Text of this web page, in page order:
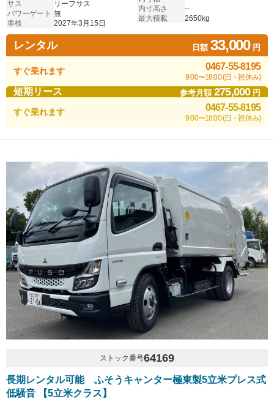
サス
リーフサス
パワーゲート 無
車検
2027年3月15日
内寸高さ
--
最大積載
2650kg
レンタル 日額33,000円
すぐ乗れます 0467-55-8195
9:00〜18:00 (日・祝休み)
短期リース 参考月額275,000円
すぐ乗れます 0467-55-8195
9:00〜18:00 (日・祝休み)
ストック番号64169
長期レンタル可能 ふそうキャンター極東製5立米プレス式
低騒音 【5立米クラス】